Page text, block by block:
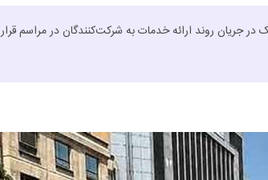
جریان روند ارائه خدمات به شرکت‌کنندگان در مراسم قرار